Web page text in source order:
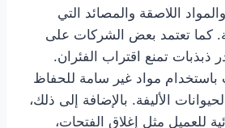
اللاصقة والمصائد التي
كما تعتمد بعض الشركات على
ذبذبات تمنع اقتراب الفئران.
باستخدام مواد غير سامة للحفاظ
الأليفة. بالإضافة إلى ذلك،
للعميل مثل إغلاق الفتحات،